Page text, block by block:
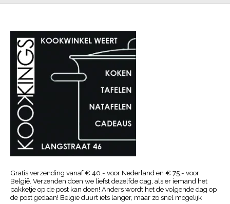
Gratis verzending vanaf € 40.- voor Nederland en € 75.- voor
België. Verzenden doen we liefst dezelfde dag, als er iemand het
pakketje op de post kan doen! Anders wordt het de volgende dag op
de post gedaan! België duurt iets langer, maar zo snel mogelijk